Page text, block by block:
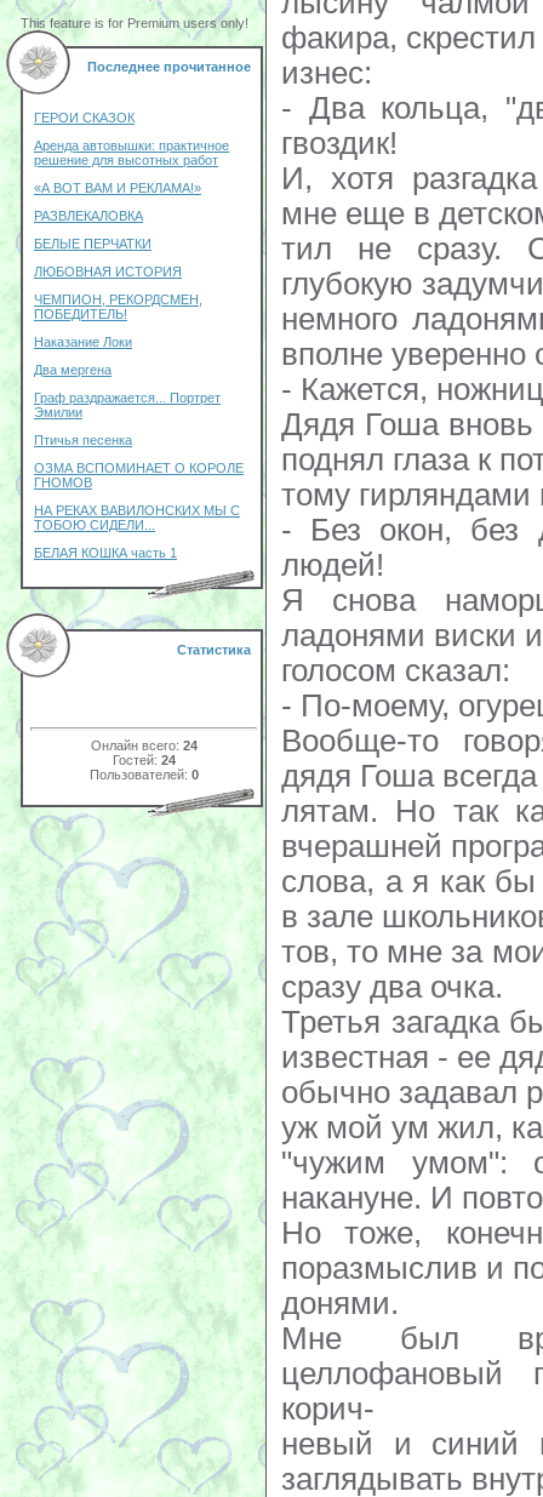
This feature is for Premium users only!
Последнее прочитанное
ГЕРОИ СКАЗОК
Аренда автовышки: практичное
решение для высотных работ
«А ВОТ ВАМ И РЕКЛАМА!»
РАЗВЛЕКАЛОВКА
БЕЛЫЕ ПЕРЧАТКИ
ЛЮБОВНАЯ ИСТОРИЯ
ЧЕМПИОН, РЕКОРДСМЕН,
ПОБЕДИТЕЛЬ!
Наказание Локи
Два мергена
Граф раздражается... Портрет
Эмилии
Птичья песенка
ОЗМА ВСПОМИНАЕТ О КОРОЛЕ
ГНОМОВ
НА РЕКАХ ВАВИЛОНСКИХ МЫ С
ТОБОЮ СИДЕЛИ...
БЕЛАЯ КОШКА часть 1
Статистика
Онлайн всего: 24
Гостей: 24
Пользователей: 0
факира,
изнес:
- Два кольца,
гвоздик!
И, хотя
мне еще в
тил не сразу.
глубокую
немного
вполне уверенно
- Кажется,
Дядя Гоша вновь
поднял глаза к
тому гирляндами
- Без окон, без
людей!
Я снова
ладонями виски
голосом сказал:
- По-моему,
Вообще-то
дядя Гоша
лятам. Но так
вчерашней
слова, а я как бы
в зале
тов, то мне за
сразу два очка.
Третья загадка
известная - ее
обычно задавал
уж мой ум жил,
"чужим умом":
накануне. И
Но тоже,
поразмыслив и
донями.
Мне был
целлофановый
корич-
невый и синий
заглядывать